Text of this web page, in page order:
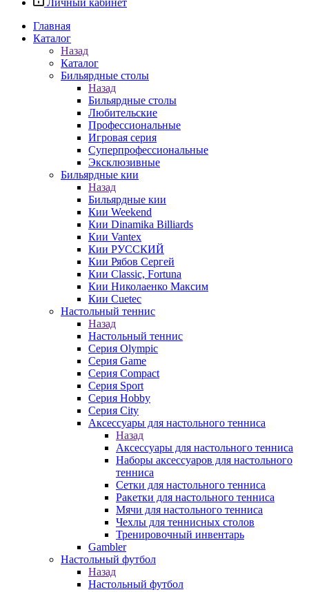
Личный кабинет
Главная
Каталог
Назад
Каталог
Бильярдные столы
Назад
Бильярдные столы
Любительские
Профессиональные
Игровая серия
Суперпрофессиональные
Эксклюзивные
Бильярдные кии
Назад
Бильярдные кии
Кии Weekend
Кии Dinamika Billiards
Кии Vantex
Кии РУССКИЙ
Кии Рябов Сергей
Кии Classic, Fortuna
Кии Николаенко Максим
Кии Cuetec
Настольный теннис
Назад
Настольный теннис
Серия Olympic
Серия Game
Серия Compact
Серия Sport
Серия Hobby
Серия City
Аксессуары для настольного тенниса
Назад
Аксессуары для настольного тенниса
Наборы аксессуаров для настольного
тенниса
Сетки для настольного тенниса
Ракетки для настольного тенниса
Мячи для настольного тенниса
Чехлы для теннисных столов
Тренировочный инвентарь
Gambler
Настольный футбол
Назад
Настольный футбол